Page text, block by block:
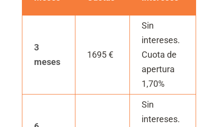
3
meses
1695 €
Sin
intereses.
Cuota de
apertura
1,70%
Sin
intereses.